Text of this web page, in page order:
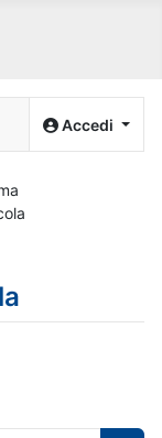
Accedi